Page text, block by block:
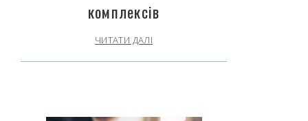
комплексів
ЧИТАТИ ДАЛІ